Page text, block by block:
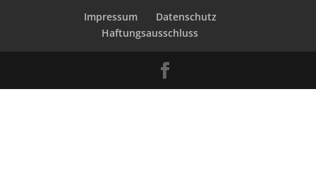
Impressum
Datenschutz
Haftungsausschluss